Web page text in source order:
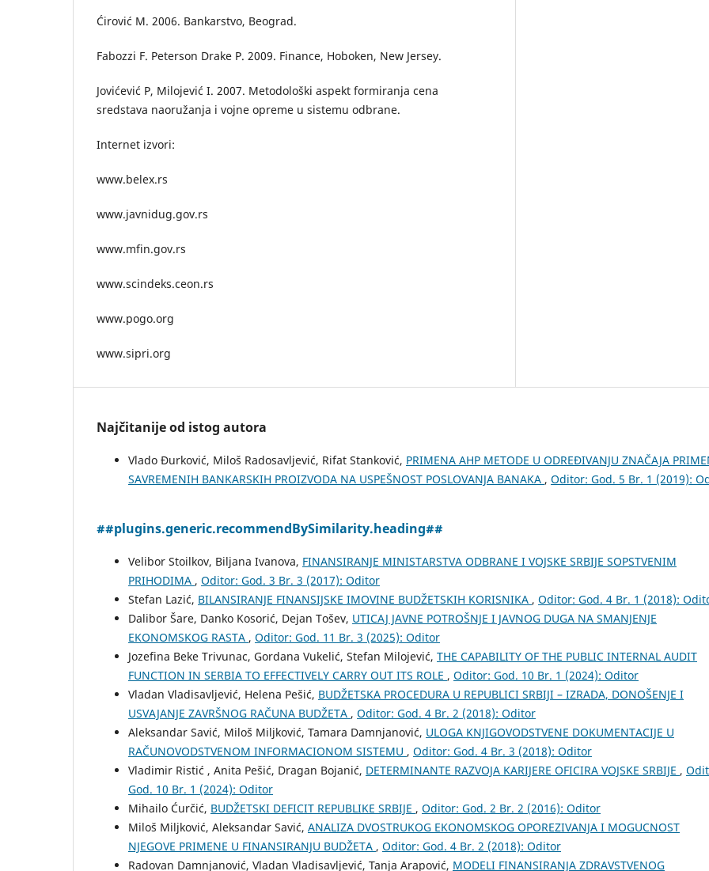
Ćirović M. 2006. Bankarstvo, Beograd.
Fabozzi F. Peterson Drake P. 2009. Finance, Hoboken, New Jersey.
Jovićević P, Milojević I. 2007. Metodološki aspekt formiranja cena
sredstava naoružanja i vojne opreme u sistemu odbrane.
Internet izvori:
www.belex.rs
www.javnidug.gov.rs
www.mfin.gov.rs
www.scindeks.ceon.rs
www.pogo.org
www.sipri.org
Najčitanije od istog autora
Vlado Đurković, Miloš Radosavljević, Rifat Stanković, PRIMENA AHP METODE U ODREĐIVANJU ZNAČAJA
SAVREMENIH BANKARSKIH PROIZVODA NA USPEŠNOST POSLOVANJA BANAKA , Oditor: God. 5 Br. 1 (2019):
##plugins.generic.recommendBySimilarity.heading##
Velibor Stoilkov, Biljana Ivanova, FINANSIRANJE MINISTARSTVA ODBRANE I VOJSKE SRBIJE SOPSTVENIM
PRIHODIMA , Oditor: God. 3 Br. 3 (2017): Oditor
Stefan Lazić, BILANSIRANJE FINANSIJSKE IMOVINE BUDŽETSKIH KORISNIKA , Oditor: God. 4 Br. 1 (2018):
Dalibor Šare, Danko Kosorić, Dejan Tošev, UTICAJ JAVNE POTROŠNJE I JAVNOG DUGA NA SMANJENJE
EKONOMSKOG RASTA , Oditor: God. 11 Br. 3 (2025): Oditor
Jozefina Beke Trivunac, Gordana Vukelić, Stefan Milojević, THE CAPABILITY OF THE PUBLIC INTERNAL AUDIT
FUNCTION IN SERBIA TO EFFECTIVELY CARRY OUT ITS ROLE , Oditor: God. 10 Br. 1 (2024): Oditor
Vladan Vladisavljević, Helena Pešić, BUDŽETSKA PROCEDURA U REPUBLICI SRBIJI – IZRADA, DONOŠENJE I
USVAJANJE ZAVRŠNOG RAČUNA BUDŽETA , Oditor: God. 4 Br. 2 (2018): Oditor
Aleksandar Savić, Miloš Miljković, Tamara Damnjanović, ULOGA KNJIGOVODSTVENE DOKUMENTACIJE U
RAČUNOVODSTVENOM INFORMACIONOM SISTEMU , Oditor: God. 4 Br. 3 (2018): Oditor
Vladimir Ristić , Anita Pešić, Dragan Bojanić, DETERMINANTE RAZVOJA KARIJERE OFICIRA VOJSKE SRBIJE ,
God. 10 Br. 1 (2024): Oditor
Mihailo Ćurčić, BUDŽЕTSKI DЕFICIT RЕPUBLIKЕ SRBIJЕ , Oditor: God. 2 Br. 2 (2016): Oditor
Miloš Miljković, Aleksandar Savić, ANALIZA DVOSTRUKOG EKONOMSKOG OPOREZIVANJA I MOGUCNOST
NJEGOVE PRIMENE U FINANSIRANJU BUDŽETA , Oditor: God. 4 Br. 2 (2018): Oditor
Radovan Damnjanović, Vladan Vladisavljević, Tanja Arapović, MODELI FINANSIRANJA ZDRAVSTVENOG